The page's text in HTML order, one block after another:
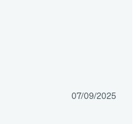
07/09/2025